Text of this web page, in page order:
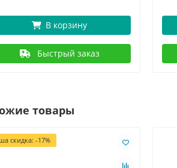
В корзину
Быстрый заказ
товары
скидка: -17%